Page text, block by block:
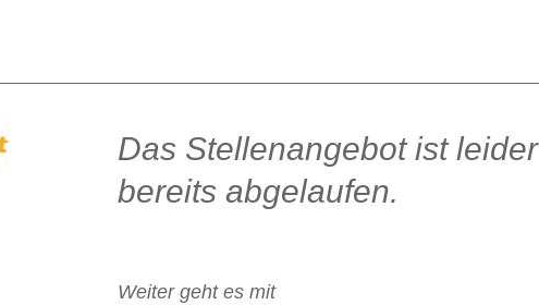
Das Stellenangebot ist leider
bereits abgelaufen.
Weiter geht es mit